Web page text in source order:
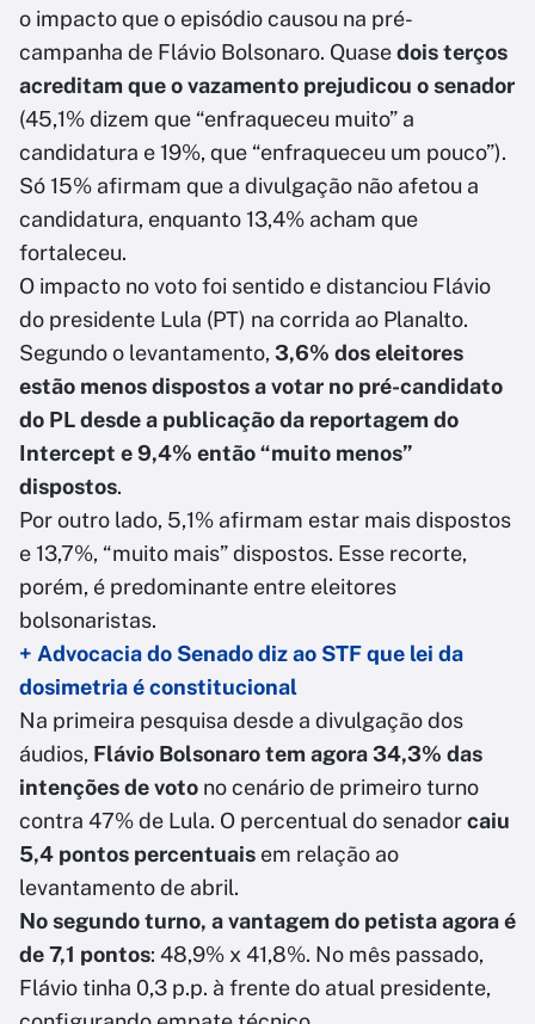
o impacto que o episódio causou na pré-
campanha de Flávio Bolsonaro. Quasedois terços
acreditam que o vazamento prejudicou o senador
(45,1% dizem que “enfraqueceu muito” a
candidatura e 19%, que “enfraqueceu um pouco”).
Só 15% afirmam que a divulgação não afetou a
candidatura, enquanto 13,4% acham que
fortaleceu.
O impacto no voto foi sentido e distanciou Flávio
do presidente Lula (PT) na corrida ao Planalto.
Segundo o levantamento, 3,6% dos eleitores
estão menos dispostos a votar no pré-candidato
do PL desde a publicação da reportagem do
Intercept e 9,4% então “muito menos”
dispostos.
Por outro lado, 5,1% afirmam estar mais dispostos
e 13,7%, “muito mais” dispostos. Esse recorte,
porém, é predominante entre eleitores
bolsonaristas.
+ Advocacia do Senado diz ao STF que lei da
dosimetria é constitucional
Na primeira pesquisa desde a divulgação dos
áudios, Flávio Bolsonaro tem agora 34,3% das
intenções de voto no cenário de primeiro turno
contra 47% de Lula. O percentual do senadorcaiu
5,4 pontos percentuais em relação ao
levantamento de abril.
No segundo turno, a vantagem do petista agora é
de 7,1 pontos: 48,9% x 41,8%. No mês passado,
Flávio tinha 0,3 p.p. à frente do atual presidente,